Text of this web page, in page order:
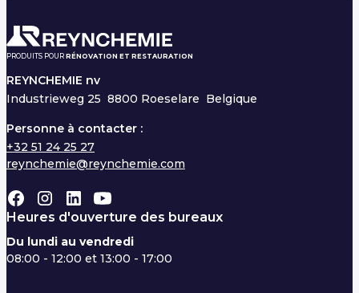
PRODUITS POUR RÉNOVATION ET RESTAURATION
REYNCHEMIE nv
Industrieweg 25 8800 Roeselare Belgique
Personne à contacter :
+32 51 24 25 27
reynchemie@reynchemie.com
Heures d'ouverture des bureaux
Du lundi au vendredi
08:00 - 12:00 et 13:00 - 17:00